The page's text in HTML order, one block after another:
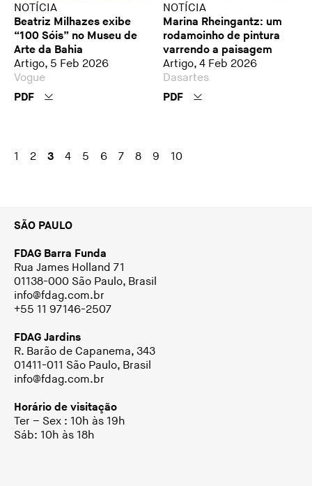
NOTÍCIA
Beatriz Milhazes exibe
“100 Sóis” no Museu de
Arte da Bahia
Artigo, 5 Feb 2026
Vogue
PDF
NOTÍCIA
Marina Rheingantz: um
rodamoinho de pintura
varrendo a paisagem
Artigo, 4 Feb 2026
Dasartes
PDF
1 2 3 4 5 6 7 8 9 10
SÃO PAULO
FDAG Barra Funda
Rua James Holland 71
01138-000 São Paulo, Brasil
info@fdag.com.br
+55 11 97146-2507
FDAG Jardins
R. Barão de Capanema, 343
01411-011 São Paulo, Brasil
info@fdag.com.br
Horário de visitação
Ter – Sex : 10h às 19h
Sáb: 10h às 18h